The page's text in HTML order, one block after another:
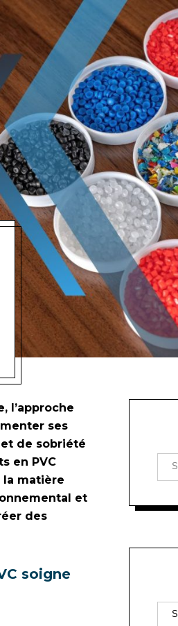
l’approche
ses
de sobriété
en PVC
la matière
et
des
soigne